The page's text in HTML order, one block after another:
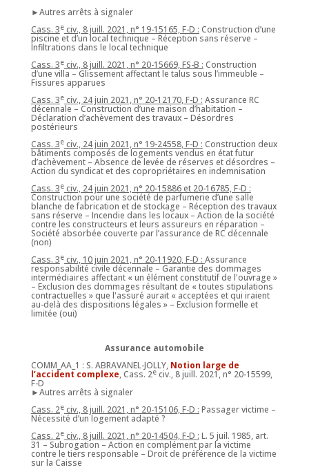
►Autres arrêts à signaler
Cass. 3eciv., 8 juill. 2021, n° 19-15165, F-D : Construction d’une
piscine et d’un local technique – Réception sans réserve –
Infiltrations dans le local technique
Cass. 3eciv., 8 juill. 2021, n° 20-15669, FS-B : Construction
d’une villa – Glissement affectant le talus sous l’immeuble –
Fissures apparues
Cass. 3eciv., 24 juin 2021, n° 20-12170, F-D : Assurance RC
décennale – Construction d’une maison d’habitation –
Déclaration d’achèvement des travaux – Désordres
postérieurs
Cass. 3eciv., 24 juin 2021, n° 19-24558, F-D : Construction deux
bâtiments composés de logements vendus en état futur
d’achèvement – Absence de levée de réserves et désordres –
Action du syndicat et des copropriétaires en indemnisation
Cass. 3eciv., 24 juin 2021, n° 20-15886 et 20-16785, F-D :
Construction pour une société de parfumerie d’une salle
blanche de fabrication et de stockage – Réception des travaux
sans réserve – Incendie dans les locaux – Action de la société
contre les constructeurs et leurs assureurs en réparation –
Société absorbée couverte par l’assurance de RC décennale
(non)
Cass. 3eciv., 10 juin 2021, n° 20-11920, F-D : Assurance
responsabilité civile décennale – Garantie des dommages
intermédiaires affectant « un élément constitutif de l'ouvrage »
– Exclusion des dommages résultant de « toutes stipulations
contractuelles » que l'assuré aurait « acceptées et qui iraient
au-delà des dispositions légales » – Exclusion formelle et
limitée (oui)
Assurance automobile
COMM_AA_1 : S. ABRAVANEL-JOLLY, Notion large de
l’accident complexe, Cass. 2eciv., 8 juill. 2021, n° 20-15599,
F-D
►Autres arrêts à signaler
Cass. 2eciv., 8 juill. 2021, n° 20-15106, F-D : Passager victime –
Nécessité d’un logement adapté ?
Cass. 2eciv., 8 juill. 2021, n° 20-14504, F-D : L. 5 juil. 1985, art.
31 – Subrogation – Action en complément par la victime
contre le tiers responsable – Droit de préférence de la victime
sur la Caisse